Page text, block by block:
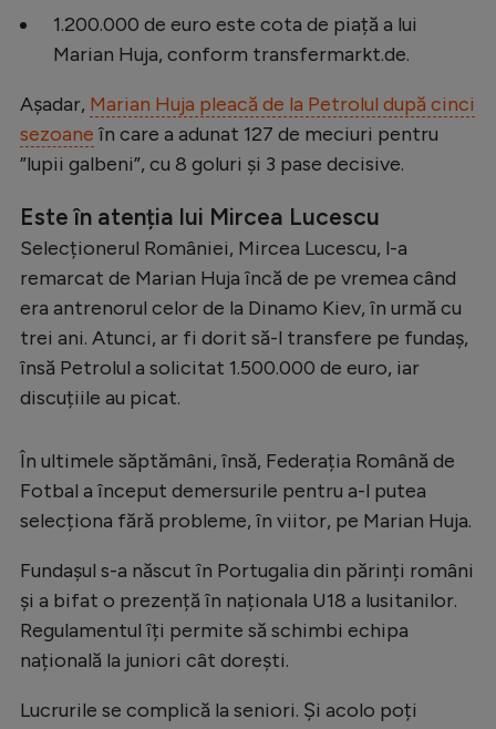
Rugby
Alte sporturi
JO 2024
Intră în cont
Creează cont
1.200.000 de euro este cota de piață a lui
Marian Huja, conform transfermarkt.de.
Așadar, Marian Huja pleacă de la Petrolul după cinci
sezoane în care a adunat 127 de meciuri pentru
”lupii galbeni”, cu 8 goluri și 3 pase decisive.
Este în atenția lui Mircea Lucescu
Selecționerul României, Mircea Lucescu, l-a
remarcat de Marian Huja încă de pe vremea când
era antrenorul celor de la Dinamo Kiev, în urmă cu
trei ani. Atunci, ar fi dorit să-l transfere pe fundaș,
însă Petrolul a solicitat 1.500.000 de euro, iar
discuțiile au picat.
În ultimele săptămâni, însă, Federația Română de
Fotbal a început demersurile pentru a-l putea
selecționa fără probleme, în viitor, pe Marian Huja.
Fundașul s-a născut în Portugalia din părinți români
și a bifat o prezență în naționala U18 a lusitanilor.
Regulamentul îți permite să schimbi echipa
națională la juniori cât dorești.
Lucrurile se complică la seniori. Și acolo poți